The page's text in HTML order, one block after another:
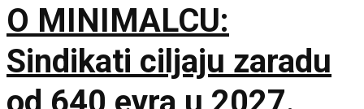
O MINIMALCU:
Sindikati ciljaju zaradu